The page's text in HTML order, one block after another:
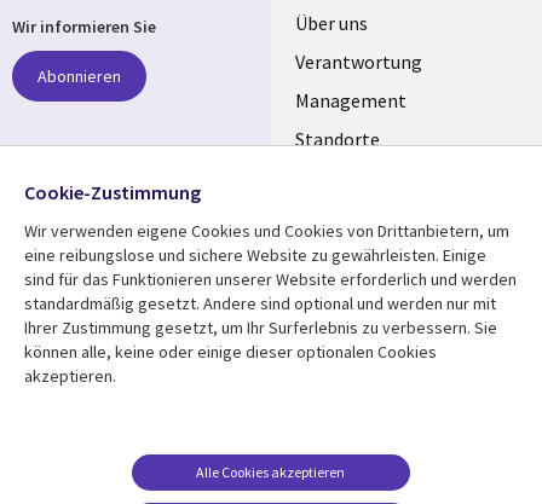
Useful
links
GERMANY
Über uns
Verantwortung
Management
Standorte
Mediathek
Library
GERMANY
Aktuelles
Rechtliches
Beschwerden/Hinweise
Compliance
Wir informieren Sie
Abonnieren
Folgen Sie uns
Social
Media
GERMANY
Cookie-Zustimmung
Wir verwenden eigene Cookies und Cookies von Drittanbietern, um
eine reibungslose und sichere Website zu gewährleisten. Einige
sind für das Funktionieren unserer Website erforderlich und werden
standardmäßig gesetzt. Andere sind optional und werden nur mit
Ihrer Zustimmung gesetzt, um Ihr Surferlebnis zu verbessern. Sie
können alle, keine oder einige dieser optionalen Cookies
akzeptieren.
Alle Cookies akzeptieren